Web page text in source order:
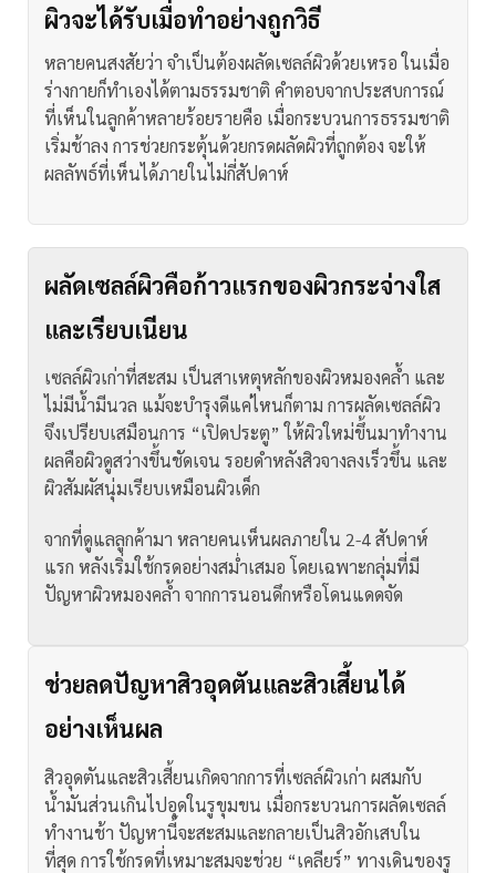
ผิวจะได้รับเมื่อทำอย่างถูกวิธี
หลายคนสงสัยว่า จำเป็นต้องผลัดเซลล์ผิวด้วยเหรอ ในเมื่อ
ร่างกายก็ทำเองได้ตามธรรมชาติ คำตอบจากประสบการณ์
ที่เห็นในลูกค้าหลายร้อยรายคือ เมื่อกระบวนการธรรมชาติ
เริ่มช้าลง การช่วยกระตุ้นด้วยกรดผลัดผิวที่ถูกต้อง จะให้
ผลลัพธ์ที่เห็นได้ภายในไม่กี่สัปดาห์
ผลัดเซลล์ผิวคือก้าวแรกของผิวกระจ่างใส
และเรียบเนียน
เซลล์ผิวเก่าที่สะสม เป็นสาเหตุหลักของผิวหมองคล้ำ และ
ไม่มีน้ำมีนวล แม้จะบำรุงดีแค่ไหนก็ตาม การผลัดเซลล์ผิว
จึงเปรียบเสมือนการ “เปิดประตู” ให้ผิวใหม่ขึ้นมาทำงาน
ผลคือผิวดูสว่างขึ้นชัดเจน รอยดำหลังสิวจางลงเร็วขึ้น และ
ผิวสัมผัสนุ่มเรียบเหมือนผิวเด็ก
จากที่ดูแลลูกค้ามา หลายคนเห็นผลภายใน 2-4 สัปดาห์
แรก หลังเริ่มใช้กรดอย่างสม่ำเสมอ โดยเฉพาะกลุ่มที่มี
ปัญหาผิวหมองคล้ำ จากการนอนดึกหรือโดนแดดจัด
ช่วยลดปัญหาสิวอุดตันและสิวเสี้ยนได้
อย่างเห็นผล
สิวอุดตันและสิวเสี้ยนเกิดจากการที่เซลล์ผิวเก่า ผสมกับ
น้ำมันส่วนเกินไปอุดในรูขุมขน เมื่อกระบวนการผลัดเซลล์
ทำงานช้า ปัญหานี้จะสะสมและกลายเป็นสิวอักเสบใน
ที่สุด การใช้กรดที่เหมาะสมจะช่วย “เคลียร์” ทางเดินของรู